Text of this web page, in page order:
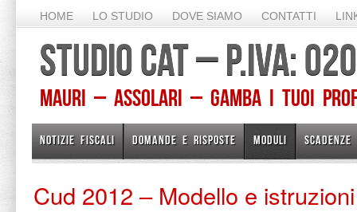
HOME LO STUDIO DOVE SIAMO CONTATTI
STUDIO CAT – P.IVA:
Mauri – Assolari – Gamba I TUOI
NOTIZIE FISCALI DOMANDE E RISPOSTE MODULI SCADENZE
Cud 2012 – Modello e istruzioni